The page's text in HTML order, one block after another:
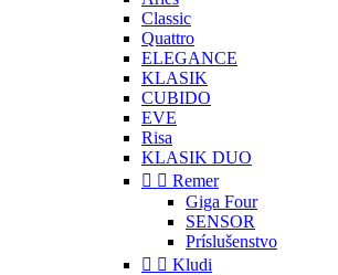
Classic
Quattro
ELEGANCE
KLASIK
CUBIDO
EVE
Risa
KLASIK DUO
  Remer
Giga Four
SENSOR
Príslušenstvo
  Kludi